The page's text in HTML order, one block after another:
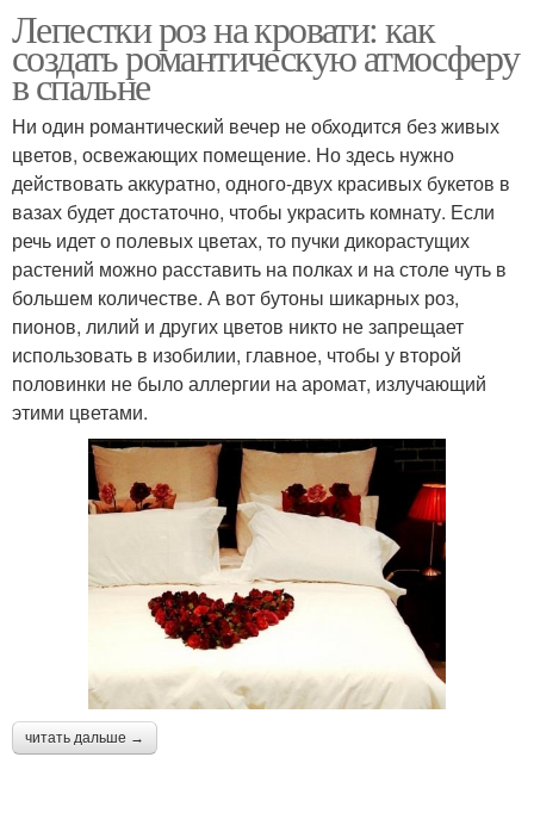
Лепестки роз на кровати: как
создать романтическую атмосферу
в спальне
Ни один романтический вечер не обходится без живых
цветов, освежающих помещение. Но здесь нужно
действовать аккуратно, одного-двух красивых букетов в
вазах будет достаточно, чтобы украсить комнату. Если
речь идет о полевых цветах, то пучки дикорастущих
растений можно расставить на полках и на столе чуть в
большем количестве. А вот бутоны шикарных роз,
пионов, лилий и других цветов никто не запрещает
использовать в изобилии, главное, чтобы у второй
половинки не было аллергии на аромат, излучающий
этими цветами.
читать дальше →